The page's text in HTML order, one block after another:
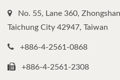
No. 55, Lane 360,
Taichung City 42947, Taiwan
+886-4-2561-0868
+886-4-2561-2308